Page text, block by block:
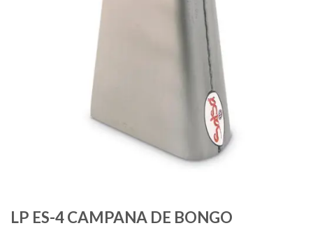
LP ES-4 CAMPANA DE BONGO